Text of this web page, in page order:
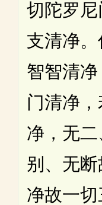
切陀罗
支清净
智智清
门清净
净，无
别、无
净故一切